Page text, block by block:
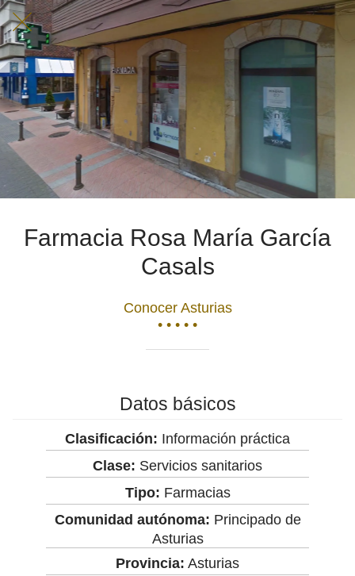
Farmacia Rosa María García
Casals
Conocer Asturias
• • • • •
Datos básicos
Clasificación: Información práctica
Clase: Servicios sanitarios
Tipo: Farmacias
Comunidad autónoma: Principado de
Asturias
Provincia: Asturias